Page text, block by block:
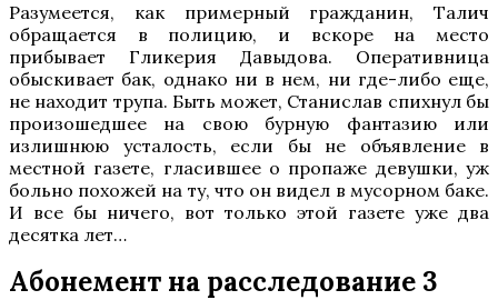
Разумеется, как примерный гражданин, Талич
обращается в полицию, и вскоре на место
прибывает Гликерия Давыдова. Оперативница
обыскивает бак, однако ни в нем, ни где-либо еще,
не находит трупа. Быть может, Станислав спихнул бы
произошедшее на свою бурную фантазию или
излишнюю усталость, если бы не объявление в
местной газете, гласившее о пропаже девушки, уж
больно похожей на ту, что он видел в мусорном баке.
И все бы ничего, вот только этой газете уже два
десятка лет…
Абонемент на расследование 3